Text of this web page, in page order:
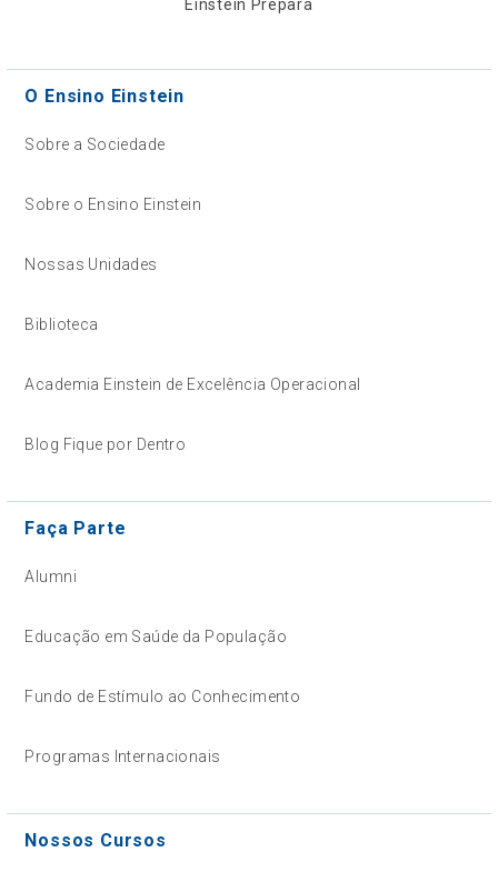
Einstein Prepara
O Ensino Einstein
Sobre a Sociedade
Sobre o Ensino Einstein
Nossas Unidades
Biblioteca
Academia Einstein de Excelência Operacional
Blog Fique por Dentro
Faça Parte
Alumni
Educação em Saúde da População
Fundo de Estímulo ao Conhecimento
Programas Internacionais
Nossos Cursos